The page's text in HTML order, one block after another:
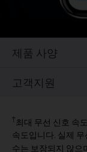
제품 사양
고객지원
† 최대 무선 신호 속
속도입니다. 실제
수는 보장되지 않으